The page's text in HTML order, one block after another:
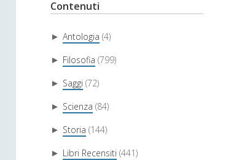
Contenuti
► Antologia (4)
► Filosofia (799)
► Saggi (72)
► Scienza (84)
► Storia (144)
► Libri Recensiti (441)